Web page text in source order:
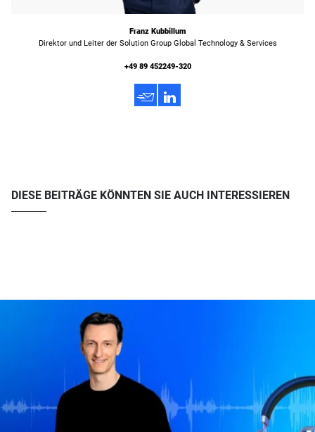
Franz Kubbillum
Direktor und Leiter der Solution Group Global Technology & Services
+49 89 452249-320
h 3
DIESE BEITRÄGE KÖNNTEN SIE AUCH INTERESSIEREN